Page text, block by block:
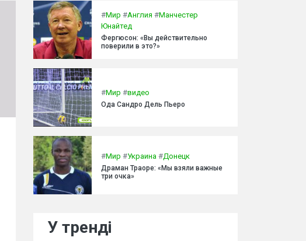
#Мир #Англия #Манчестер
Юнайтед
Фергюсон: «Вы действительно
поверили в это?»
#Мир #видео
Ода Сандро Дель Пьеро
#Мир #Украина #Донецк
Драман Траоре: «Мы взяли важные
три очка»
У тренді